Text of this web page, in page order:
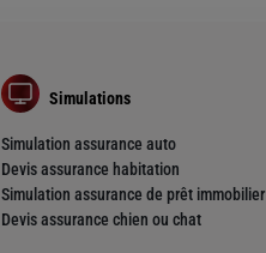
Simulations
Simulation assurance auto
Devis assurance habitation
Simulation assurance de prêt immobilier
Devis assurance chien ou chat